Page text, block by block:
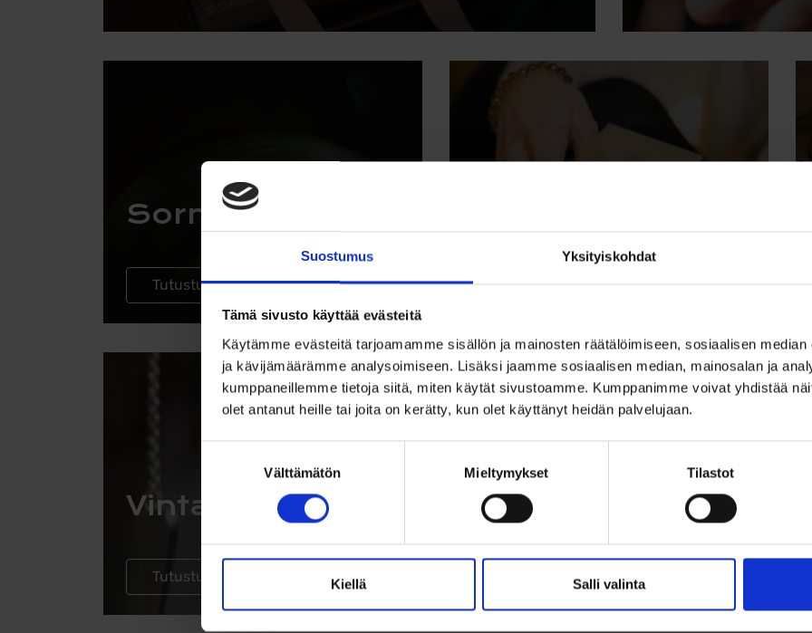
Suostumus Yksityiskohdat
Tämä sivusto käyttää evästeitä
Käytämme evästeitä tarjoamamme sisällön ja mainosten räätälöimiseen, sosiaalisen
ja kävijämäärämme analysoimiseen. Lisäksi jaamme sosiaalisen median, mainosalan ja
kumppaneillemme tietoja siitä, miten käytät sivustoamme. Kumppanimme voivat yhdistää
olet antanut heille tai joita on kerätty, kun olet käyttänyt heidän palvelujaan.
Välttämätön Mieltymykset Tilastot
Kiellä Salli valinta
Sormukset
Tutustu sormuksiin Tutustu koruihin
Vintage-tuotteita
Tutustu vintage-tuotteisiin
Outlet
Tutustu outlet tuotteisiin